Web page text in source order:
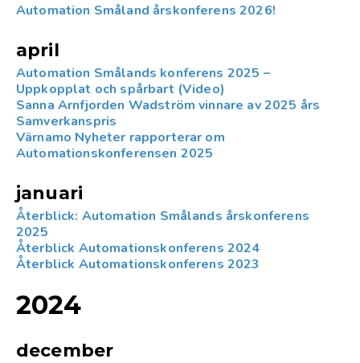
Automation Småland årskonferens 2026!
april
Automation Smålands konferens 2025 –
Uppkopplat och spårbart (Video)
Sanna Arnfjorden Wadström vinnare av 2025 års
Samverkanspris
Värnamo Nyheter rapporterar om
Automationskonferensen 2025
januari
Återblick: Automation Smålands årskonferens
2025
Återblick Automationskonferens 2024
Återblick Automationskonferens 2023
2024
december